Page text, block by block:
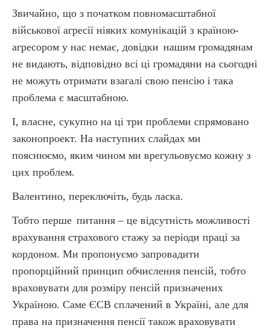
Звичайно, що з початком повномасштабної
військової агресії ніяких комунікацій з країною-
агресором у нас немає, довідки нашим громадянам
не видають, відповідно всі ці громадяни на сьогодні
не можуть отримати взагалі свою пенсію і така
проблема є масштабною.
І, власне, сукупно на ці три проблеми спрямовано
законопроект. На наступних слайдах ми
пояснюємо, яким чином ми врегульовуємо кожну з
цих проблем.
Валентино, переключіть, будь ласка.
Тобто перше питання – це відсутність можливості
врахування страхового стажу за періоди праці за
кордоном. Ми пропонуємо запровадити
пропорційний принцип обчислення пенсій, тобто
враховувати для розміру пенсій призначених
Україною. Саме ЄСВ сплачений в Україні, але для
права на призначення пенсії також враховувати